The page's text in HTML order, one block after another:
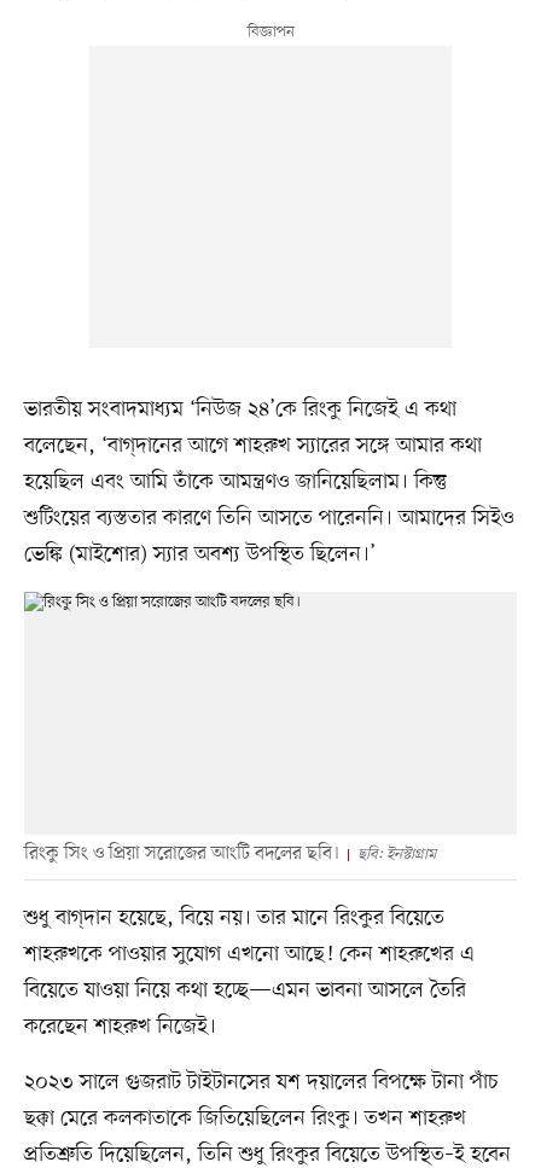
ভারতীয় সংবাদমাধ্যম ‘নিউজ ২৪’কে রিংকু নিজেই এ কথা
বলেছেন, ‘বাগ্‌দানের আগে শাহরুখ স্যারের সঙ্গে আমার কথা
হয়েছিল এবং আমি তাঁকে আমন্ত্রণও জানিয়েছিলাম। কিন্তু
শুটিংয়ের ব্যস্ততার কারণে তিনি আসতে পারেননি। আমাদের সিইও
ভেঙ্কি (মাইশোর) স্যার অবশ্য উপস্থিত ছিলেন।’
রিংকু সিং ও প্রিয়া সরোজের আংটি বদলের ছবি। ছবি: ইনস্টাগ্রাম
শুধু বাগ্‌দান হয়েছে, বিয়ে নয়। তার মানে রিংকুর বিয়েতে
শাহরুখকে পাওয়ার সুযোগ এখনো আছে! কেন শাহরুখের এ
বিয়েতে যাওয়া নিয়ে কথা হচ্ছে—এমন ভাবনা আসলে তৈরি
করেছেন শাহরুখ নিজেই।
২০২৩ সালে গুজরাট টাইটানসের যশ দয়ালের বিপক্ষে টানা পাঁচ
ছক্কা মেরে কলকাতাকে জিতিয়েছিলেন রিংকু। তখন শাহরুখ
প্রতিশ্রুতি দিয়েছিলেন, তিনি শুধু রিংকুর বিয়েতে উপস্থিত–ই হবেন